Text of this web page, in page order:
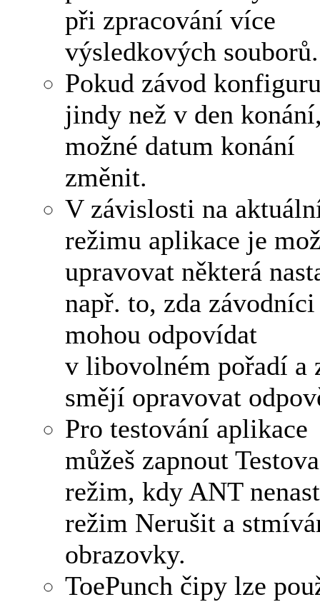
při zpracování více
výsledkových souborů.
Pokud závod
jindy než v den
možné datum konání
změnit.
V závislosti na
režimu aplikace je
upravovat některá
např. to, zda závodníci
mohou odpovídat
v libovolném pořadí a
smějí opravovat
Pro testování aplikace
můžeš zapnout
režim, kdy ANT
režim Nerušit a
obrazovky.
ToePunch čipy lze